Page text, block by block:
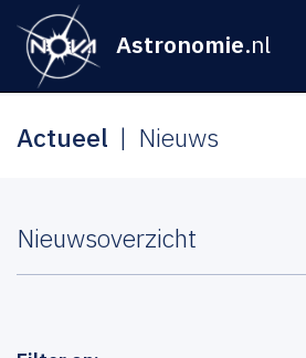
Astronomie.nl
Actueel Nieuws
Nieuwsoverzicht